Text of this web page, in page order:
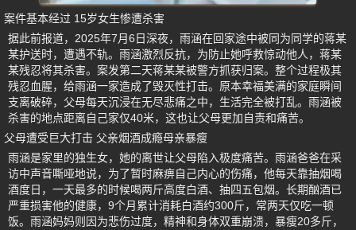
案件基本经过 15岁女生惨遭杀害
据此前报道，2025年7月6日深夜，雨涵在回家途中被同为同学的蒋某
某护送时，遭遇不轨。雨涵激烈反抗，为防止她呼救惊动他人，蒋某
某残忍将其杀害。案发第二天蒋某某被警方抓获归案。整个过程极其
残忍血腥，给雨涵一家造成了毁灭性打击。原本幸福美满的家庭瞬间
支离破碎，父母每天沉浸在无尽悲痛之中，生活完全被打乱。雨涵被
杀害的地点距离自己家仅40米，这也让父母更加自责和痛苦。
父母遭受巨大打击 父亲烟酒成瘾母亲暴瘦
雨涵是家里的独生女，她的离世让父母陷入极度痛苦。雨涵爸爸在采
访中声音嘶哑地说，为了暂时麻痹自己内心的伤痛，他每天靠抽烟喝
酒度日，一天最多的时候喝两斤高度白酒、抽四五包烟。长期酗酒已
严重损害他的健康，9个月累计消耗白酒约300斤，常两天仅吃一顿
饭。雨涵妈妈则因为悲伤过度，精神和身体双重崩溃，暴瘦20多斤，